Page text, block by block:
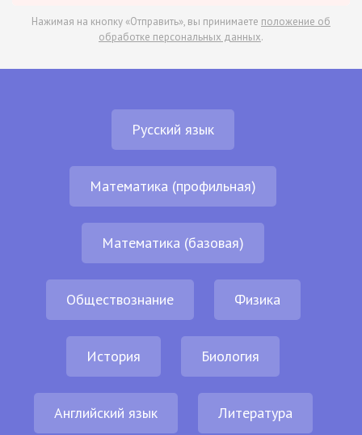
Нажимая на кнопку «Отправить», вы принимаете положение об
обработке персональных данных.
Русский язык
Математика (профильная)
Математика (базовая)
Обществознание Физика
История Биология
Английский язык Литература